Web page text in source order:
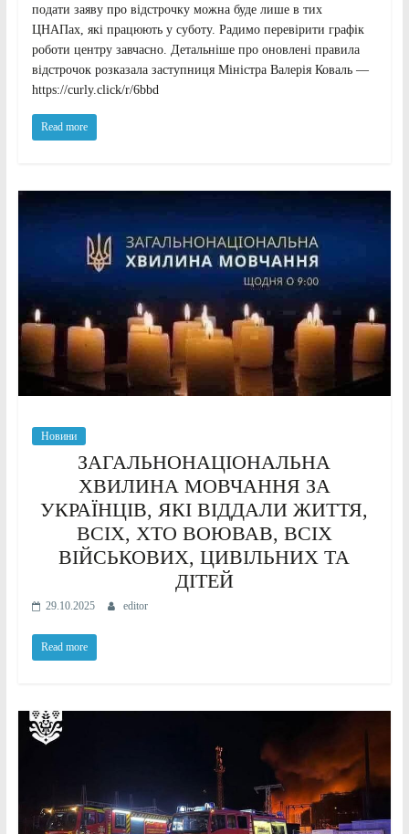
подати заяву про відстрочку можна буде лише в тих
ЦНАПах, які працюють у суботу. Радимо перевірити графік
роботи центру завчасно. Детальніше про оновлені правила
відстрочок розказала заступниця Міністра Валерія Коваль —
https://curly.click/r/6bbd
Read more
Новини
ЗАГАЛЬНОНАЦІОНАЛЬНА
ХВИЛИНА МОВЧАННЯ ЗА
УКРАЇНЦІВ, ЯКІ ВІДДАЛИ ЖИТТЯ,
ВСІХ, ХТО ВОЮВАВ, ВСІХ
ВІЙСЬКОВИХ, ЦИВІЛЬНИХ ТА
ДІТЕЙ
29.10.2025 editor
Read more